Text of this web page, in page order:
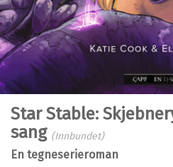
Bla i boka
Star Stable:
sang (Innbundet)
En tegneserieroman